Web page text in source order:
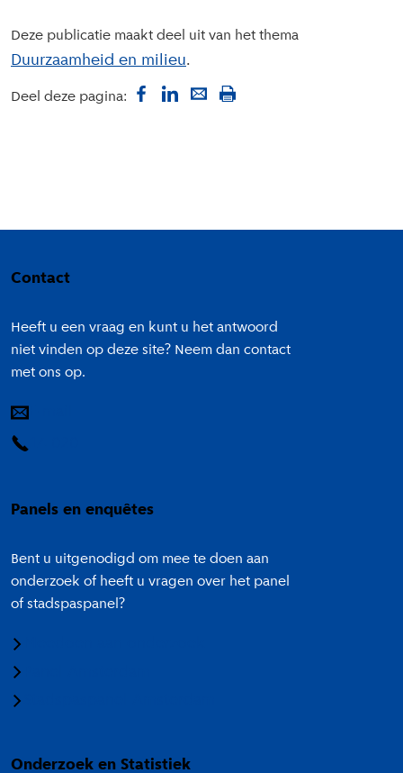
Deze publicatie maakt deel uit van het thema
Duurzaamheid en milieu
Deel deze pagina:
Contact
Heeft u een vraag en kunt u het antwoord
niet vinden op deze site? Neem dan contact
met ons op.
Panels en enquêtes
Bent u uitgenodigd om mee te doen aan
onderzoek of heeft u vragen over het panel
of stadspaspanel?
Onderzoek en Statistiek